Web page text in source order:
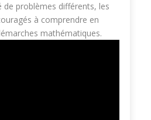
de problèmes différents, les
à comprendre en
mathématiques.